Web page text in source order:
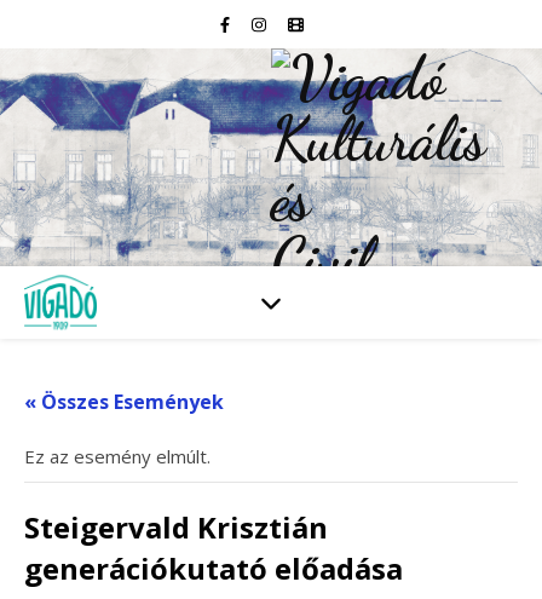
« Összes Események
Ez az esemény elmúlt.
Steigervald Krisztián
generációkutató előadása